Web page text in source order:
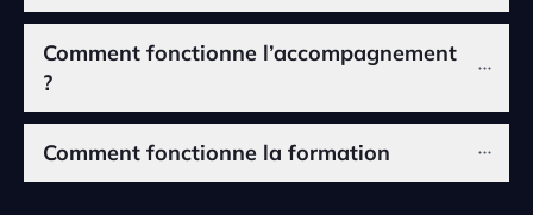
Comment fonctionne l’accompagnement
?
Comment fonctionne la formation